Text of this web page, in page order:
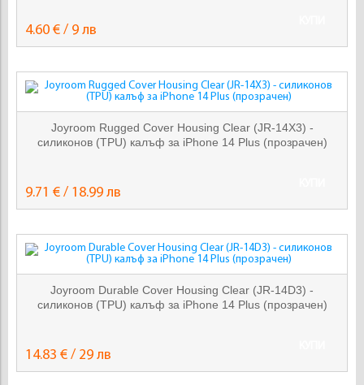
4.60 € / 9 лв
Joyroom Rugged Cover Housing Clear (JR-14X3) -
силиконов (TPU) калъф за iPhone 14 Plus (прозрачен)
9.71 € / 18.99 лв
Joyroom Durable Cover Housing Clear (JR-14D3) -
силиконов (TPU) калъф за iPhone 14 Plus (прозрачен)
14.83 € / 29 лв